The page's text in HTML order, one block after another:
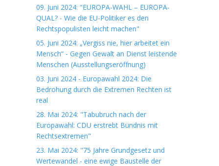
09. Juni 2024: "EUROPA-WAHL – EUROPA-
QUAL? - Wie die EU-Politiker es den
Rechtspopulisten leicht machen"
05. Juni 2024: „Vergiss nie, hier arbeitet ein
Mensch“ - Gegen Gewalt an Dienst leistende
Menschen (Ausstellungseröffnung)
03. Juni 2024 - Europawahl 2024: Die
Bedrohung durch die Extremen Rechten ist
real
28. Mai 2024: "Tabubruch nach der
Europawahl: CDU erstrebt Bündnis mit
Rechtsextremen"
23. Mai 2024: "75 Jahre Grundgesetz und
Wertewandel - eine ewige Baustelle der